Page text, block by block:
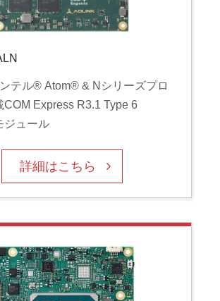
テル® Atom® & Nシリーズプロ
COM Express R3.1 Type 6
ジュール
詳細はこちら